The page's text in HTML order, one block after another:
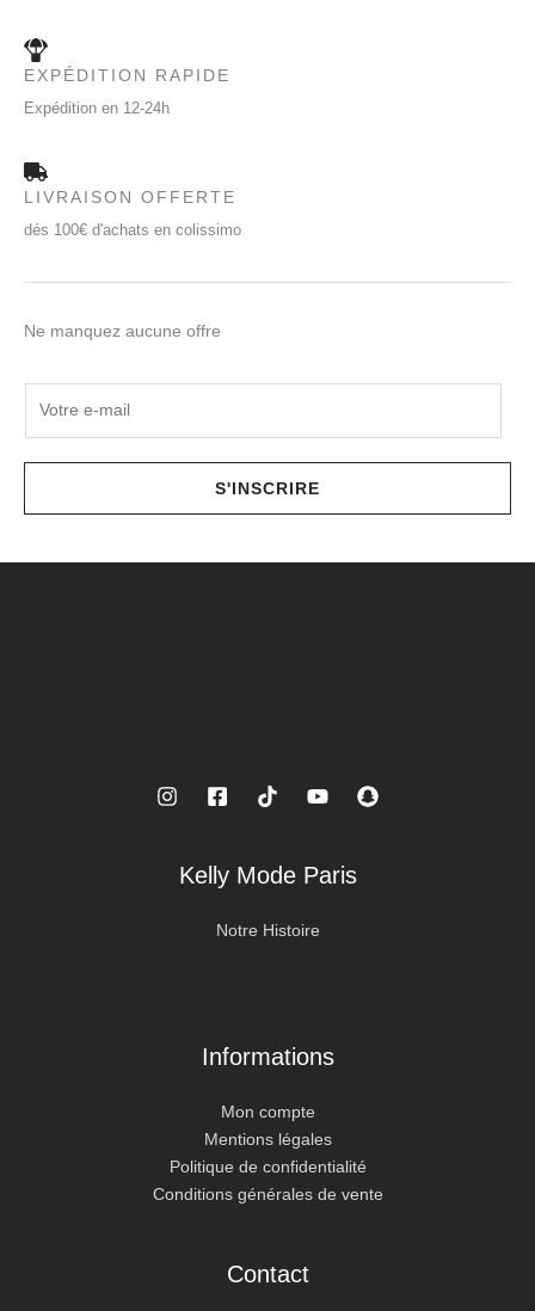
EXPÉDITION RAPIDE
Expédition en 12-24h
LIVRAISON OFFERTE
dés 100€ d'achats en colissimo
Ne manquez aucune offre
S'INSCRIRE
Kelly Mode Paris
Notre Histoire
Informations
Mon compte
Mentions légales
Politique de confidentialité
Conditions générales de vente
Contact